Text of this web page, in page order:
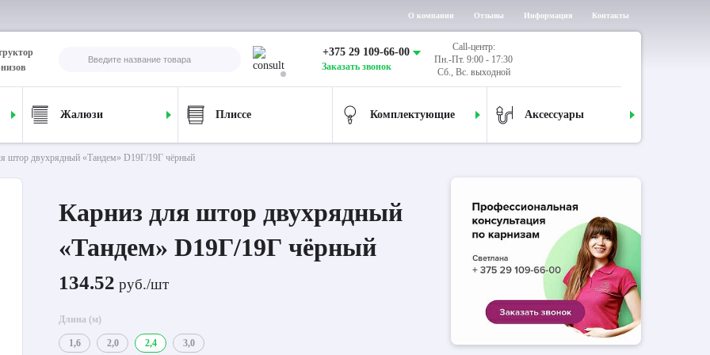
О компании Отзывы Информация Контакты
+375 29 109-66-00
Заказать звонок
Call-центр:
Пн.-Пт. 9:00 - 17:30
Сб., Вс. выходной
Жалюзи Плиссе Комплектующие Аксессуары
штор двухрядный «Тандем» D19Г/19Г чёрный
Карниз для штор двухрядный
«Тандем» D19Г/19Г чёрный
134.52 руб./шт
Длина (м)
1,6 2,0 2,4 3,0